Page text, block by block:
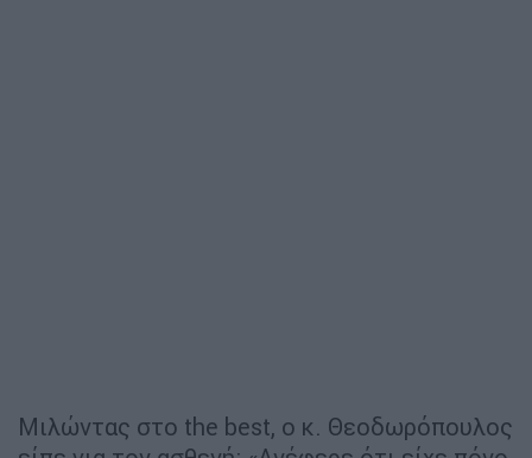
Μιλώντας στο the best, ο κ. Θεοδωρόπουλος